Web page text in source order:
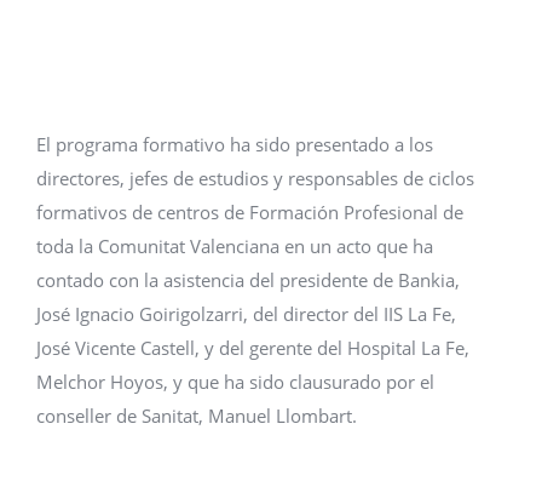
El programa formativo ha sido presentado a los
directores, jefes de estudios y responsables de ciclos
formativos de centros de Formación Profesional de
toda la Comunitat Valenciana en un acto que ha
contado con la asistencia del presidente de Bankia,
José Ignacio Goirigolzarri, del director del IIS La Fe,
José Vicente Castell, y del gerente del Hospital La Fe,
Melchor Hoyos, y que ha sido clausurado por el
conseller de Sanitat, Manuel Llombart.